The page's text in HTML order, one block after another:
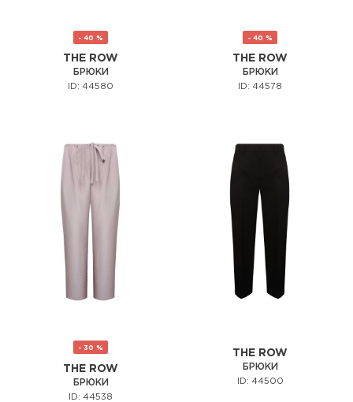
- 40 %
THE ROW
БРЮКИ
ID: 44580
- 40 %
THE ROW
БРЮКИ
ID: 44578
- 30 %
THE ROW
БРЮКИ
ID: 44538
THE ROW
БРЮКИ
ID: 44500